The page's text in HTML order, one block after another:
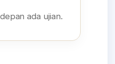
ada ujian.